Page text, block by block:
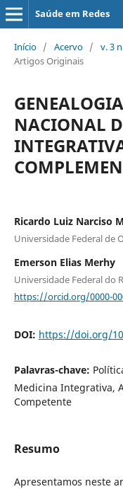
Saúde em Redes
Início / Acervo / v. 3
Artigos Originais
NACIONAL
Ricardo Luiz Narciso
Universidade Federal de
Emerson Elias Merhy
Universidade Federal do
https://orcid.org/0000-
DOI: https://doi.org/
Palavras-chave:
Medicina Integrativa,
Competente
Resumo
Apresentamos neste